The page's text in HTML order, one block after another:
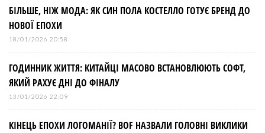
БІЛЬШЕ, НІЖ МОДА: ЯК СИН ПОЛА КОСТЕЛЛО ГОТУЄ БРЕНД ДО
НОВОЇ ЕПОХИ
18/01/2026 20:58
ГОДИННИК ЖИТТЯ: КИТАЙЦІ МАСОВО ВСТАНОВЛЮЮТЬ СОФТ,
ЯКИЙ РАХУЄ ДНІ ДО ФІНАЛУ
13/01/2026 22:09
КІНЕЦЬ ЕПОХИ ЛОГОМАНІЇ? BOF НАЗВАЛИ ГОЛОВНІ ВИКЛИКИ